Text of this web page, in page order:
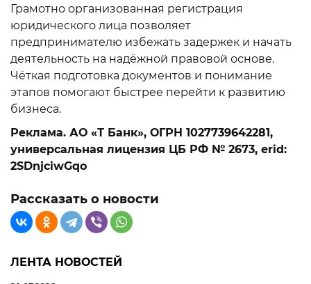
Грамотно организованная регистрация
юридического лица позволяет
предпринимателю избежать задержек и начать
деятельность на надёжной правовой основе.
Чёткая подготовка документов и понимание
этапов помогают быстрее перейти к развитию
бизнеса.
Реклама. АО «Т Банк», ОГРН 1027739642281,
универсальная лицензия ЦБ РФ № 2673, erid:
2SDnjciwGqo
Рассказать о новости
ЛЕНТА НОВОСТЕЙ